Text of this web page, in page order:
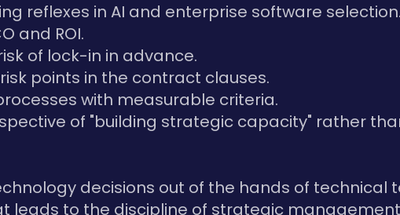
reflexes in AI and enterprise software selection.
and ROI.
of lock-in in advance.
points in the contract clauses.
with measurable criteria.
of "building strategic capacity" rather
decisions out of the hands of technical
leads to the discipline of strategic